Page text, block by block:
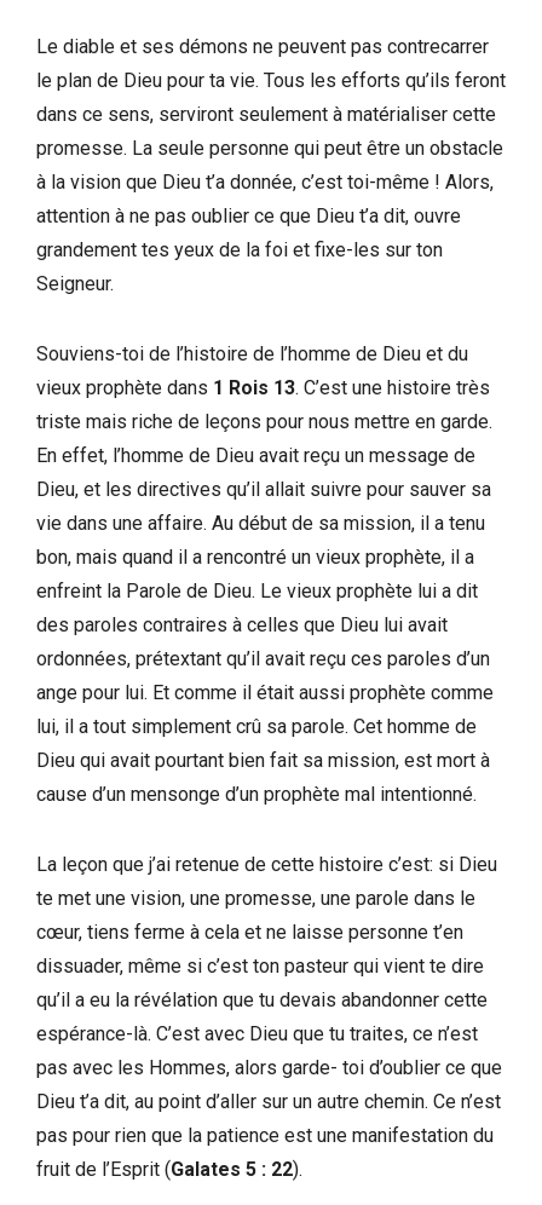
Le diable et ses démons ne peuvent pas contrecarrer
le plan de Dieu pour ta vie. Tous les efforts qu’ils feront
dans ce sens, serviront seulement à matérialiser cette
promesse. La seule personne qui peut être un obstacle
à la vision que Dieu t’a donnée, c’est toi-même ! Alors,
attention à ne pas oublier ce que Dieu t’a dit, ouvre
grandement tes yeux de la foi et fixe-les sur ton
Seigneur.
Souviens-toi de l’histoire de l’homme de Dieu et du
vieux prophète dans 1 Rois 13. C’est une histoire très
triste mais riche de leçons pour nous mettre en garde.
En effet, l’homme de Dieu avait reçu un message de
Dieu, et les directives qu’il allait suivre pour sauver sa
vie dans une affaire. Au début de sa mission, il a tenu
bon, mais quand il a rencontré un vieux prophète, il a
enfreint la Parole de Dieu. Le vieux prophète lui a dit
des paroles contraires à celles que Dieu lui avait
ordonnées, prétextant qu’il avait reçu ces paroles d’un
ange pour lui. Et comme il était aussi prophète comme
lui, il a tout simplement crû sa parole. Cet homme de
Dieu qui avait pourtant bien fait sa mission, est mort à
cause d’un mensonge d’un prophète mal intentionné.
La leçon que j’ai retenue de cette histoire c’est: si Dieu
te met une vision, une promesse, une parole dans le
cœur, tiens ferme à cela et ne laisse personne t’en
dissuader, même si c’est ton pasteur qui vient te dire
qu’il a eu la révélation que tu devais abandonner cette
espérance-là. C’est avec Dieu que tu traites, ce n’est
pas avec les Hommes, alors garde- toi d’oublier ce que
Dieu t’a dit, au point d’aller sur un autre chemin. Ce n’est
pas pour rien que la patience est une manifestation du
fruit de l’Esprit (Galates 5 : 22).